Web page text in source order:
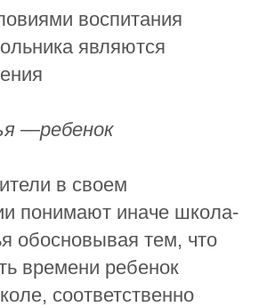
воспитания
являются
—ребенок
в своем
понимают иначе школа-
обосновывая тем, что
времени ребенок
соответственно